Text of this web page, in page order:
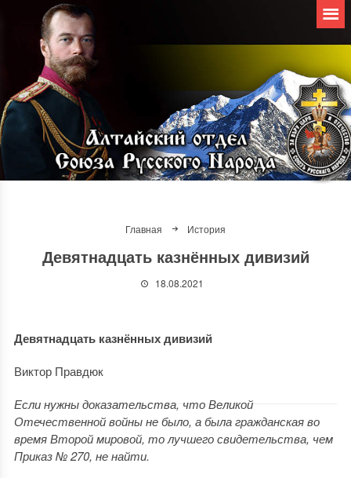
Главная История
Девятнадцать казнённых дивизий
18.08.2021
Девятнадцать казнённых дивизий
Виктор Правдюк
Если нужны доказательства, что Великой
Отечественной войны не было, а была гражданская во
время Второй мировой, то лучшего свидетельства, чем
Приказ № 270, не найти.